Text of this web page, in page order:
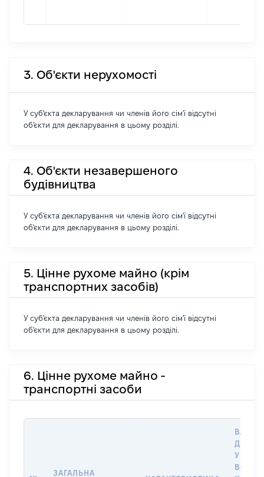
3. Об'єкти нерухомості
У суб'єкта декларування чи членів його сім'ї відсутні
об'єкти для декларування в цьому розділі.
4. Об'єкти незавершеного
будівництва
У суб'єкта декларування чи членів його сім'ї відсутні
об'єкти для декларування в цьому розділі.
5. Цінне рухоме майно (крім
транспортних засобів)
У суб'єкта декларування чи членів його сім'ї відсутні
об'єкти для декларування в цьому розділі.
6. Цінне рухоме майно -
транспортні засоби
ЗАГАЛЬНА
ДАТУ
У